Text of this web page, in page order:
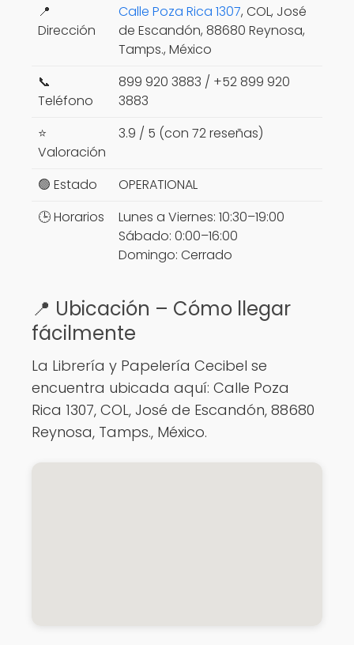
📍
Dirección
Calle Poza Rica 1307, COL, José
de Escandón, 88680 Reynosa,
Tamps., México
📞
Teléfono
899 920 3883 / +52 899 920
3883
⭐
Valoración
3.9 / 5 (con 72 reseñas)
🟢 Estado
OPERATIONAL
🕒 Horarios
Lunes a Viernes: 10:30–19:00
Sábado: 0:00–16:00
Domingo: Cerrado
📍 Ubicación – Cómo llegar
fácilmente
La Librería y Papelería Cecibel se
encuentra ubicada aquí: Calle Poza
Rica 1307, COL, José de Escandón, 88680
Reynosa, Tamps., México.